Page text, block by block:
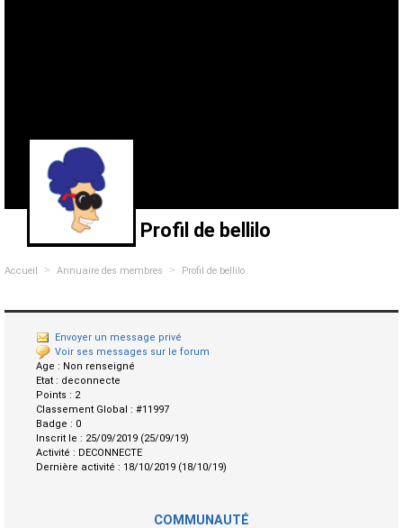
Profil de bellilo
Accueil > Annuaire des membres > Profil de bellilo
Envoyer un message privé
Voir ses messages sur le forum
Age : Non renseigné
Etat : deconnecte
Points : 2
Classement Global : #11997
Badge : 0
Inscrit le : 25/09/2019 (25/09/19)
Activité : DECONNECTE
Dernière activité : 18/10/2019 (18/10/19)
COMMUNAUTÉ